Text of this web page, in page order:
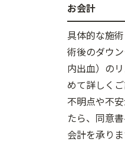
お会計
具体的な施
術後のダウ
内出血）の
めて詳しく
不明点や不
たら、同意
会計を承り